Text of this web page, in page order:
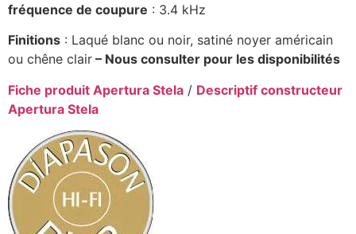
fréquence de coupure : 3.4 kHz
Finitions : Laqué blanc ou noir, satiné noyer américain
ou chêne clair – Nous consulter pour les disponibilités
Fiche produit Apertura Stela / Descriptif constructeur
Apertura Stela